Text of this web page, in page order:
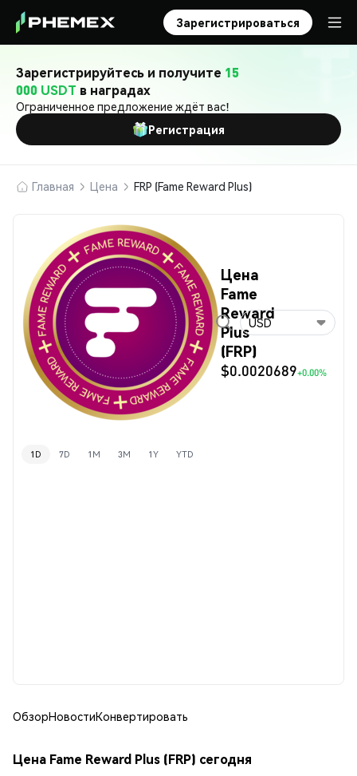
Зарегистрироваться
Зарегистрируйтесь и получите 15
000 USDT в наградах
Ограниченное предложение ждёт вас!
Регистрация
Главная Цена FRP (Fame Reward Plus)
Цена
Fame
Reward
Plus
(FRP)
$0.0020689+0.00%
USD
1D 7D 1M 3M 1Y YTD
ОбзорНовостиКонвертировать
Цена Fame Reward Plus (FRP) сегодня